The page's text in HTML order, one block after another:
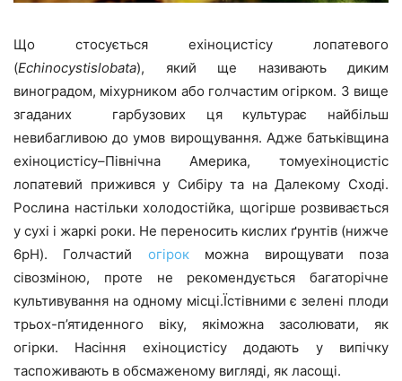
Що стосується ехіноцистісу лопатевого
(Echinocystislobata), який ще називають диким
виноградом, міхурником або голчастим огірком. З вище
згаданих гарбузових ця культурає найбільш
невибагливою до умов вирощування. Адже батьківщина
ехіноцистісу–Північна Америка, томуехіноцистіс
лопатевий прижився у Сибіру та на Далекому Сході.
Рослина настільки холодостійка, щогірше розвивається
у сухі і жаркі роки. Не переносить кислих ґрунтів (нижче
6рH). Голчастий огірокможна вирощувати поза
сівозміною, проте не рекомендується багаторічне
культивування на одному місці.Їстівними є зелені плоди
трьох-п’ятиденного віку, якіможна засолювати, як
огірки. Насіння ехіноцистісу додають у випічку
таспоживають в обсмаженому вигляді, як ласощі.